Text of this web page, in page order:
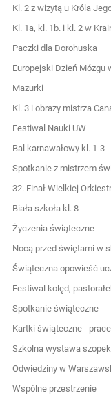
Kl. 2 z wizytą u Króla
Kl. 1a, kl. 1b. i kl. 2 w
Paczki dla Dorohuska
Europejski Dzień Mózgu
Mazurki
Kl. 3 i obrazy mistrza
Festiwal Nauki UW
Bal karnawałowy kl. 1-3
Spotkanie z mistrzem
32. Finał Wielkiej
Biała szkoła kl. 8
Życzenia świąteczne
Nocą przed świętami w
Świąteczna opowieść
Festiwal kolęd,
Spotkanie świąteczne
Kartki świąteczne -
Szkolna wystawa szopek
Odwiedziny w
Wspólne przestrzenie